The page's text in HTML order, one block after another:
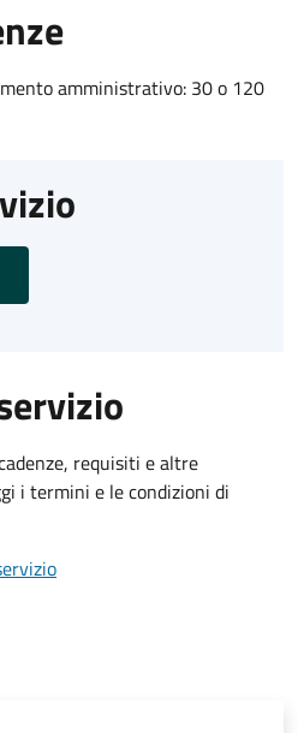
amministrativo: 30 o 120
requisiti e altre
i termini e le condizioni di